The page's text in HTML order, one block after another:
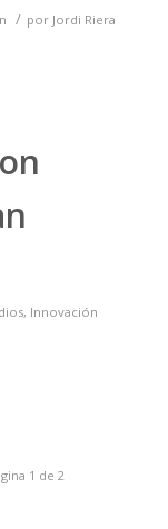
/ por Jordi Riera
, Innovación
1 de 2